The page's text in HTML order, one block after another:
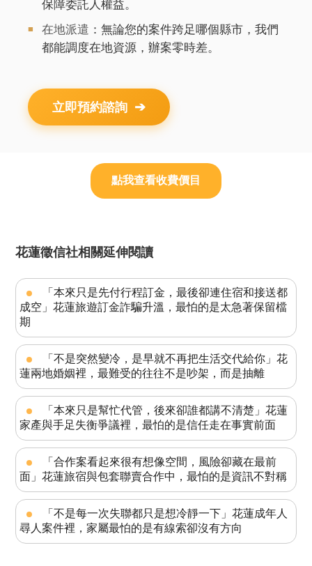
保障委託人權益。
在地派遣 ：無論您的案件跨足哪個縣市，我們
都能調度在地資源，辦案零時差。
立即預約諮詢
點我查看收費價目
花蓮徵信社相關延伸閱讀
「本來只是先付行程訂金，最後卻連住宿和接送都
成空」花蓮旅遊訂金詐騙升溫，最怕的是太急著保留檔
期
「不是突然變冷，是早就不再把生活交代給你」花
蓮兩地婚姻裡，最難受的往往不是吵架，而是抽離
「本來只是幫忙代管，後來卻誰都講不清楚」花蓮
家產與手足失衡爭議裡，最怕的是信任走在事實前面
「合作案看起來很有想像空間，風險卻藏在最前
面」花蓮旅宿與包套聯賣合作中，最怕的是資訊不對稱
「不是每一次失聯都只是想冷靜一下」花蓮成年人
尋人案件裡，家屬最怕的是有線索卻沒有方向